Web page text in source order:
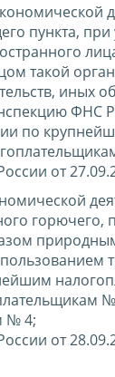
пункта,
такой
иных
ФНС
по
от
горючего,
№ 4;
от